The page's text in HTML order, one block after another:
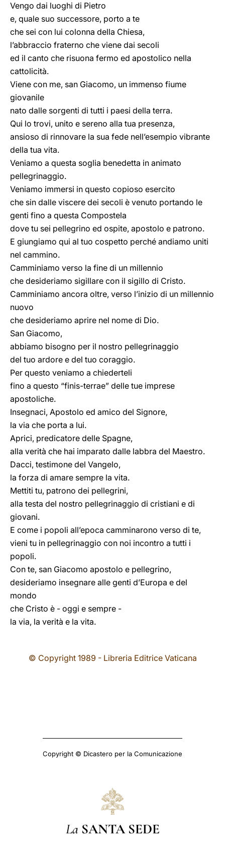
Vengo dai luoghi di Pietro
e, quale suo successore, porto a te
che sei con lui colonna della Chiesa,
l’abbraccio fraterno che viene dai secoli
ed il canto che risuona fermo ed apostolico nella
cattolicità.
Viene con me, san Giacomo, un immenso fiume
giovanile
nato dalle sorgenti di tutti i paesi della terra.
Qui lo trovi, unito e sereno alla tua presenza,
ansioso di rinnovare la sua fede nell’esempio vibrante
della tua vita.
Veniamo a questa soglia benedetta in animato
pellegrinaggio.
Veniamo immersi in questo copioso esercito
che sin dalle viscere dei secoli è venuto portando le
genti fino a questa Compostela
dove tu sei pellegrino ed ospite, apostolo e patrono.
E giungiamo qui al tuo cospetto perché andiamo uniti
nel cammino.
Camminiamo verso la fine di un millennio
che desideriamo sigillare con il sigillo di Cristo.
Camminiamo ancora oltre, verso l’inizio di un millennio
nuovo
che desideriamo aprire nel nome di Dio.
San Giacomo,
abbiamo bisogno per il nostro pellegrinaggio
del tuo ardore e del tuo coraggio.
Per questo veniamo a chiederteli
fino a questo “finis-terrae” delle tue imprese
apostoliche.
Insegnaci, Apostolo ed amico del Signore,
la via che porta a lui.
Aprici, predicatore delle Spagne,
alla verità che hai imparato dalle labbra del Maestro.
Dacci, testimone del Vangelo,
la forza di amare sempre la vita.
Mettiti tu, patrono dei pellegrini,
alla testa del nostro pellegrinaggio di cristiani e di
giovani.
E come i popoli all’epoca camminarono verso di te,
vieni tu in pellegrinaggio con noi incontro a tutti i
popoli.
Con te, san Giacomo apostolo e pellegrino,
desideriamo insegnare alle genti d’Europa e del
mondo
che Cristo è - oggi e sempre -
la via, la verità e la vita.
© Copyright 1989 - Libreria Editrice Vaticana
Copyright © Dicastero per la Comunicazione
La SANTA SEDE